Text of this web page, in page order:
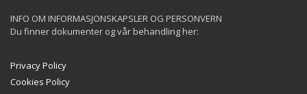
INFO OM INFORMASJONSKAPSLER OG PERSONVERN
Du finner dokumenter og vår behandling her:
Privacy Policy
Cookies Policy